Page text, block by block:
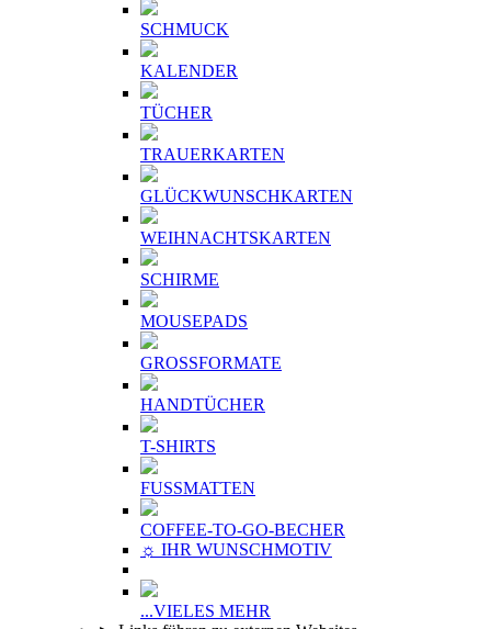
SCHMUCK
KALENDER
TÜCHER
TRAUERKARTEN
GLÜCKWUNSCHKARTEN
WEIHNACHTSKARTEN
SCHIRME
MOUSEPADS
GROSSFORMATE
HANDTÜCHER
T-SHIRTS
FUSSMATTEN
COFFEE-TO-GO-BECHER
☼ IHR WUNSCHMOTIV
...VIELES MEHR